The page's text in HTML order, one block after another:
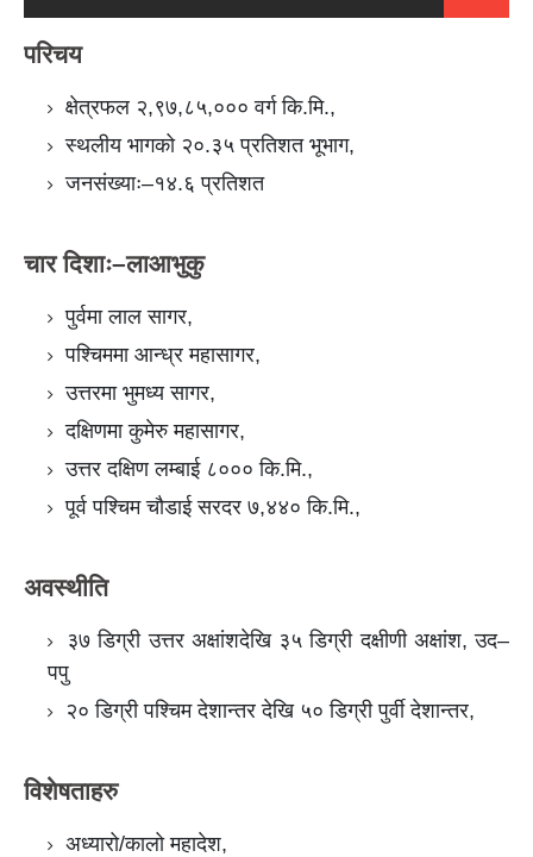
परिचय
क्षेत्रफल २,९७,८५,००० वर्ग कि.मि.,
स्थलीय भागको २०.३५ प्रतिशत भूभाग,
जनसंख्याः–१४.६ प्रतिशत
चार दिशाः–लाआभुकु
पुर्वमा लाल सागर,
पश्चिममा आन्ध्र महासागर,
उत्तरमा भुमध्य सागर,
दक्षिणमा कुमेरु महासागर,
उत्तर दक्षिण लम्बाई ८००० कि.मि.,
पूर्व पश्चिम चौडाई सरदर ७,४४० कि.मि.,
अवस्थीति
३७ डिग्री उत्तर अक्षांशदेखि ३५ डिग्री दक्षीणी अक्षांश, उद–
पपु
२० डिग्री पश्चिम देशान्तर देखि ५० डिग्री पुर्वी देशान्तर,
विशेषताहरु
अध्यारो/कालो महादेश,